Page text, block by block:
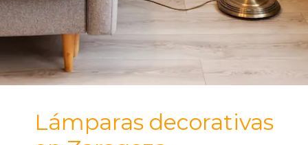
Lámparas decorativas